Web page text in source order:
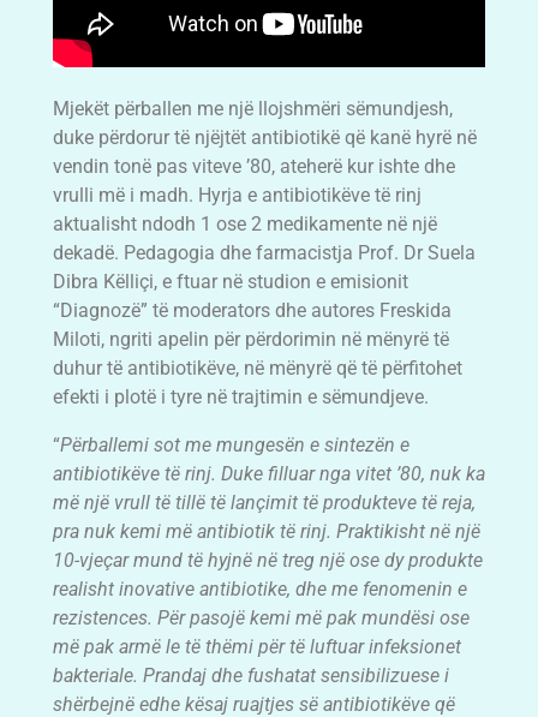
Mjekët përballen me një llojshmëri sëmundjesh,
duke përdorur të njëjtët antibiotikë që kanë hyrë në
vendin tonë pas viteve ’80, ateherë kur ishte dhe
vrulli më i madh. Hyrja e antibiotikëve të rinj
aktualisht ndodh 1 ose 2 medikamente në një
dekadë. Pedagogia dhe farmacistja Prof. Dr Suela
Dibra Këlliçi, e ftuar në studion e emisionit
“Diagnozë” të moderators dhe autores Freskida
Miloti, ngriti apelin për përdorimin në mënyrë të
duhur të antibiotikëve, në mënyrë që të përfitohet
efekti i plotë i tyre në trajtimin e sëmundjeve.
“Përballemi sot me mungesën e sintezën e
antibiotikëve të rinj. Duke filluar nga vitet ’80, nuk ka
më një vrull të tillë të lançimit të produkteve të reja,
pra nuk kemi më antibiotik të rinj. Praktikisht në një
10-vjeçar mund të hyjnë në treg një ose dy produkte
realisht inovative antibiotike, dhe me fenomenin e
rezistences. Për pasojë kemi më pak mundësi ose
më pak armë le të thëmi për të luftuar infeksionet
bakteriale. Prandaj dhe fushatat sensibilizuese i
shërbejnë edhe kësaj ruajtjes së antibiotikëve që